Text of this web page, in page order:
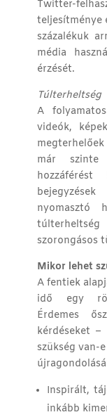
Twitter-
teljesítménye
százalékuk
média
érzését.
Túlterheltség
A
videók,
már szinte
nyomasztó
szorongásos
Mikor lehet
A fentiek
idő egy
Érdemes
kérdéseket
szükség van-
Inspirált,
inkább